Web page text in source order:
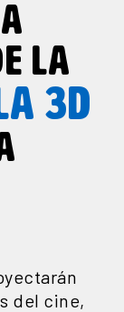
LA
3D
del cine,